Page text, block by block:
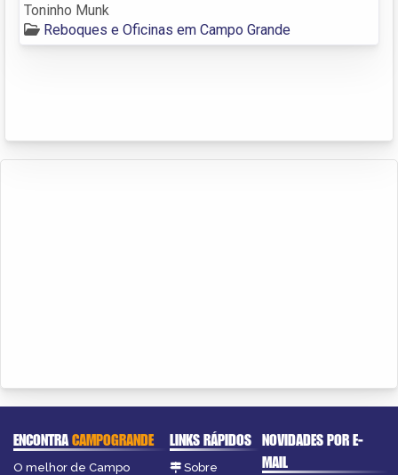
Toninho Munk
Reboques e Oficinas em Campo Grande
ENCONTRACAMPOGRANDE
O melhor de Campo
LINKS RÁPIDOS
Sobre
NOVIDADES POR E-
MAIL